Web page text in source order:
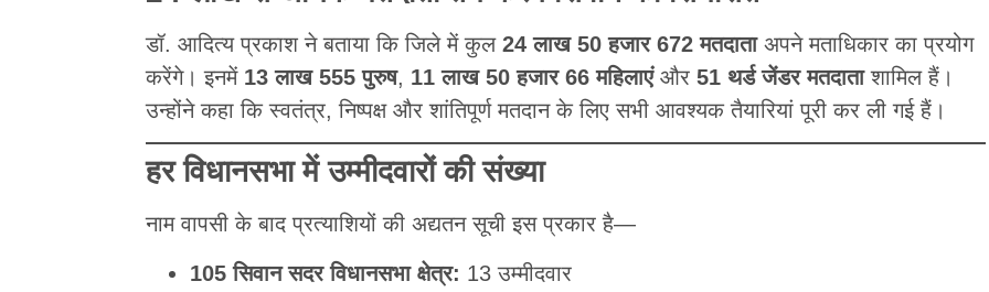
डॉ. आदित्य प्रकाश ने बताया कि जिले में कुल 24 लाख 50 हजार 672 मतदाताअपने मताधिकार का प्रयोग
करेंगे। इनमें 13 लाख 555 पुरुष, 11 लाख 50 हजार 66 महिलाएंऔर 51 थर्ड जेंडर मतदाताशामिल हैं।
उन्होंने कहा कि स्वतंत्र, निष्पक्ष और शांतिपूर्ण मतदान के लिए सभी आवश्यक तैयारियां पूरी कर ली गई हैं।
हर विधानसभा में उम्मीदवारों की संख्या
नाम वापसी के बाद प्रत्याशियों की अद्यतन सूची इस प्रकार है—
105 सिवान सदर विधानसभा क्षेत्र: 13 उम्मीदवार